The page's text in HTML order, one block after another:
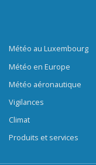
Météo au Luxembourg
Météo en Europe
Météo aéronautique
Vigilances
Climat
Produits et services